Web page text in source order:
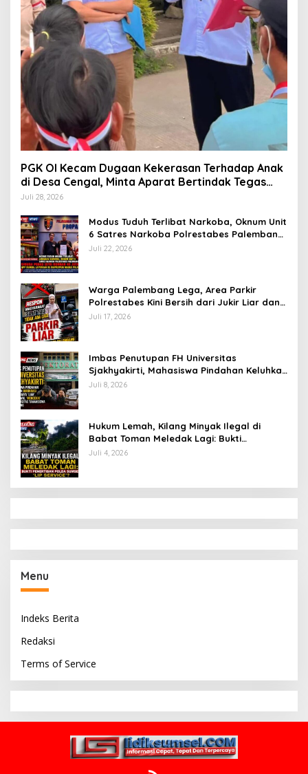
PGK OI Kecam Dugaan Kekerasan Terhadap Anak
di Desa Cengal, Minta Aparat Bertindak Tegas
Jika Terbukti
Juli 28, 2026
Modus Tuduh Terlibat Narkoba, Oknum Unit
6 Satres Narkoba Polrestabes Palembang
Diduga Peras Istri Korban Rp40 Juta, GPP
Juli 22, 2026
Warga Palembang Lega, Area Parkir
Polrestabes Kini Bersih dari Jukir Liar dan
Gratis
Juli 17, 2026
Imbas Penutupan FH Universitas
Sjakhyakirti, Mahasiswa Pindahan Keluhkan
Birokrasi Ruwet di Universitas Tamansiswa
Juli 8, 2026
Hukum Lemah, Kilang Minyak Ilegal di
Babat Toman Meledak Lagi: Bukti
Penertiban Polda Sumsel Hanya ‘Lip
Juli 4, 2026
Menu
Indeks Berita
Redaksi
Terms of Service